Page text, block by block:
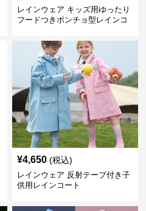
レインウェア キッズ用ゆったり
フードつきポンチョ型レインコ
¥4,650 (税込)
レインウェア 反射テープ付き子
供用レインコート